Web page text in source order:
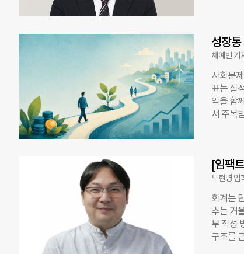
하느라
를 미리
만의 저
용의
수천 세
럽을 중
으로
들과의
화 단계
히 전문
성장통
채예빈 기
사회문
표는 질
익을 함
서 주목
주목하
기록하
나, 이
키우자
나는
성장하
수 있는
[임팩
도현명 임
회계는
추는 거
부 작성
구조를